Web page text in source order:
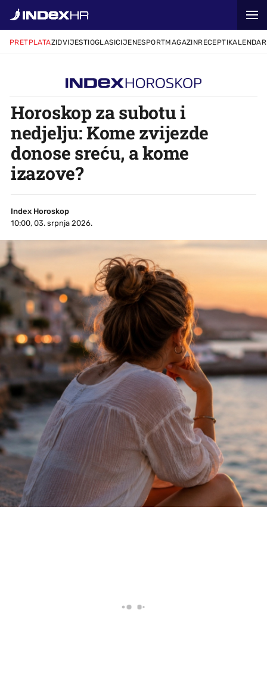
PRETPLATAZIDVIJESTIOGLASICIJENESPORTMAGAZINRECEPTIKALENDAR
Horoskop za subotu i
nedjelju: Kome zvijezde
donose sreću, a kome
izazove?
Index Horoskop
10:00, 03. srpnja 2026.